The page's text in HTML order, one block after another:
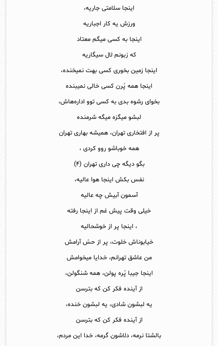
اینجا سلامتی جاریه،
ورزش یه کار اجباریه
اینجا به کسی میگم معتاد
که زبونم لال سیگاریه
اینجا زمین بخوری کسی بهت نمیخنده،
اینجا همه پُرن کسی خالی نمیبنده
بخوای رشوه بدی به کسی توو اداره‌هاش،
لبشو میگزه میگه شرمنده
پر از افتخاری تهران، همیشه بهاری تهران
همه خوباشو روو کردی ،
بگو دیگه چی داری تهران (۴)
نفس بکش اینجا هوا عالیه،
آسمون آبیش چه عالیه
خیلی وقت پیش غم از اینجا رفته
، اینجا پر از خوشحالیه
خیابوناش خلوت، پر از حسّ آرامش
من عاشق تهرانم، خدایا میخوامش
اینجا جیبا پُره پولن، همه شنگولن،
از آینده فکر کن که بترسن
یه لبشون شادی، یه لبشون خنده،
از آینده فکر کن که بترسن
بالشتا نرمه، دلاشون گرمه، خدا این مردم،